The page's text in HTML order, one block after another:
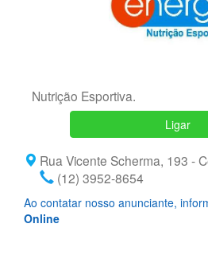
Nutrição Esportiva.
Ligar
Rua Vicente Scherma, 193 -
(12) 3952-8654
Ao contatar nosso anunciante,
Online